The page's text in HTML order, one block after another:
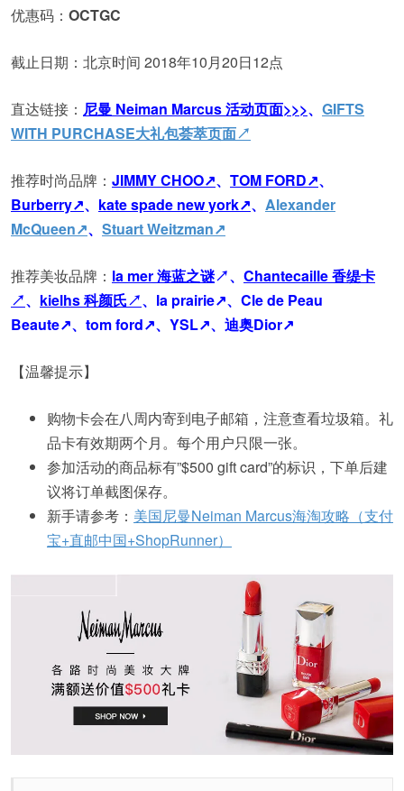
优惠码： OCTGC
截止日期：北京时间 2018年10月20日12点
直达链接： 尼曼 Neiman Marcus 活动页面>>>、 GIFTS
WITH PURCHASE大礼包荟萃页面↗
推荐时尚品牌： JIMMY CHOO↗、 TOM FORD↗、
Burberry↗、 kate spade new york↗、 Alexander
McQueen↗、 Stuart Weitzman↗
推荐美妆品牌： la mer 海蓝之谜↗、 Chantecaille 香缇卡
↗、 kielhs 科颜氏↗、la prairie↗、Cle de Peau
Beaute↗、tom ford↗、YSL↗、迪奥Dior↗
【温馨提示】
购物卡会在八周内寄到电子邮箱，注意查看垃圾箱。礼
品卡有效期两个月。每个用户只限一张。
参加活动的商品标有”$500 gift card”的标识，下单后建
议将订单截图保存。
新手请参考： 美国尼曼Neiman Marcus海淘攻略（支付
宝+直邮中国+ShopRunner）